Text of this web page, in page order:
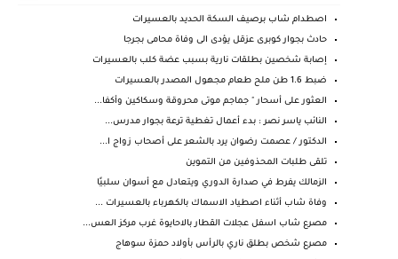
اصطدام شاب برصيف السكة الحديد بالعسيرات
حادث بجوار كوبرى عزقل يؤدى الى وفاة محامى بجرجا
إصابة شخصين بطلقات نارية بسبب عضة كلب بالعسيرات
ضبط 1.6 طن ملح طعام مجهول المصدر بالعسيرات
العثور على أسحار " جماجم موتى محروقة وسكاكين وأكفا...
النائب ياسر نصر : بدء أعمال تغطية ترعة بجوار مدرس...
الدكتور / عصمت رضوان يرد بالشعر على أصحاب زواج ا...
تلقى طلبات المحذوفين من التموين
الزمالك يفرط في صدارة الدوري ويتعادل مع أسوان سلبيًا
وفاة شاب أثناء اصطياد الاسماك بالكهرباء بالعسيرات ...
مصرع شاب اسفل عجلات القطار بالاحايوة غرب مركز العس...
مصرع شخص بطلق ناري بالرأس بأولاد حمزة سوهاج